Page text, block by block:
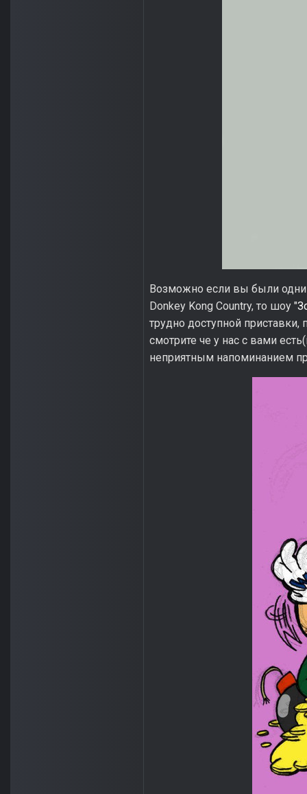
Возможно если вы были
Donkey Kong Country, то шоу "
трудно доступной
смотрите че у нас с вами
неприятным напоминанием